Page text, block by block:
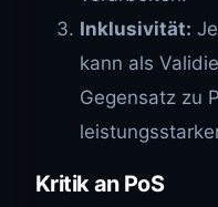
Inklusivität:
kann als
Gegensatz zu
Kritik an PoS